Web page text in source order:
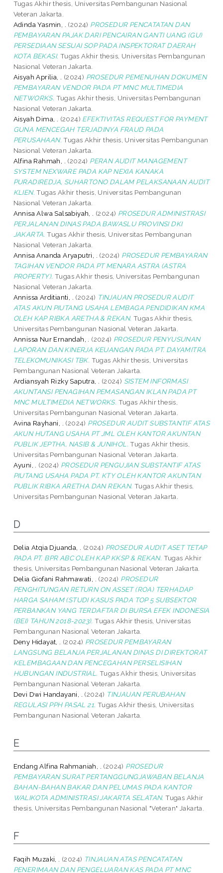
Tugas Akhir thesis, Universitas Pembangunan Nasional
Veteran Jakarta.
Adinda Yasmin, .
(2024) PROSEDUR PENCATATAN DAN
PEMBAYARAN PAJAK DARI PENCAIRAN GANTI UANG (GU)
PERSEDIAAN SESUAI SOP PADA INSPEKTORAT DAERAH
KOTA BEKASI. Tugas Akhir thesis, Universitas Pembangunan
Nasional Veteran Jakarta.
Aisyah Aprilia, .
(2024) PROSEDUR PEMENUHAN DOKUMEN
PEMBAYARAN VENDOR PADA PT MNC MULTIMEDIA
NETWORKS. Tugas Akhir thesis, Universitas Pembangunan
Nasional Veteran Jakarta.
Aisyah Dima, .
(2024) EFEKTIVITAS REQUEST FOR PAYMENT
GUNA MENCEGAH TERJADINYA FRAUD PADA
PERUSAHAAN. Tugas Akhir thesis, Universitas Pembangunan
Nasional Veteran Jakarta.
Alfina Rahmah, .
(2024) PERAN AUDIT MANAGEMENT
SYSTEM NEXWARE PADA KAP NEXIA KANAKA
PURADIREDJA, SUHARTONO DALAM PELAKSANAAN AUDIT
KLIEN. Tugas Akhir thesis, Universitas Pembangunan
Nasional Veteran Jakarta.
Annisa Alwa Salsabiyah, .
(2024) PROSEDUR ADMINISTRASI
PERJALANAN DINAS PADA BAWASLU PROVINSI DKI
JAKARTA. Tugas Akhir thesis, Universitas Pembangunan
Nasional Veteran Jakarta.
Annisa Ananda Aryaputri, .
(2024) PROSEDUR PEMBAYARAN
TAGIHAN VENDOR PADA PT MENARA ASTRA (ASTRA
PROPERTY). Tugas Akhir thesis, Universitas Pembangunan
Nasional Veteran Jakarta.
Annissa Arditianti, .
(2024) TINJAUAN PROSEDUR AUDIT
ATAS AKUN PIUTANG USAHA LEMBAGA PENDIDIKAN KMA
OLEH KAP RIBKA ARETHA & REKAN. Tugas Akhir thesis,
Universitas Pembangunan Nasional Veteran Jakarta.
Annissa Nur Ernandah, .
(2024) PROSEDUR PENYUSUNAN
LAPORAN DAN KINERJA KEUANGAN PADA PT. DAYAMITRA
TELEKOMUNIKASI TBK. Tugas Akhir thesis, Universitas
Pembangunan Nasional Veteran Jakarta.
Ardiansyah Rizky Saputra, .
(2024) SISTEM INFORMASI
AKUNTANSI PENAGIHAN PEMASANGAN IKLAN PADA PT
MNC MULTIMEDIA NETWORKS. Tugas Akhir thesis,
Universitas Pembangunan Nasional Veteran Jakarta.
Avina Rayhani, .
(2024) PROSEDUR AUDIT SUBSTANTIF ATAS
AKUN HUTANG USAHA PT JML OLEH KANTOR AKUNTAN
PUBLIK JEPTHA, NASIB & JUNIHOL. Tugas Akhir thesis,
Universitas Pembangunan Nasional Veteran Jakarta.
Ayuni, .
(2024) PROSEDUR PENGUJIAN SUBSTANTIF ATAS
PIUTANG USAHA PADA PT. KTY OLEH KANTOR AKUNTAN
PUBLIK RIBKA ARETHA DAN REKAN. Tugas Akhir thesis,
Universitas Pembangunan Nasional Veteran Jakarta.
D
Delia Atqia Djuanda, . (2024) PROSEDUR AUDIT ASET TETAP
PADA PT. BPR ABC OLEH KAP KKSP & REKAN. Tugas Akhir
thesis, Universitas Pembangunan Nasional Veteran Jakarta.
Delia Giofani Rahmawati, .
(2024) PROSEDUR
PENGHITUNGAN RETURN ON ASSET (ROA) TERHADAP
HARGA SAHAM (STUDI KASUS PADA TOP 5 SUBSEKTOR
PERBANKAN YANG TERDAFTAR DI BURSA EFEK INDONESIA
(BEI) TAHUN 2018-2023). Tugas Akhir thesis, Universitas
Pembangunan Nasional Veteran Jakarta.
Deny Hidayat, .
(2024) PROSEDUR PEMBAYARAN
LANGSUNG BELANJA PERJALANAN DINAS DI DIREKTORAT
KELEMBAGAAN DAN PENCEGAHAN PERSELISIHAN
HUBUNGAN INDUSTRIAL. Tugas Akhir thesis, Universitas
Pembangunan Nasional Veteran Jakarta.
Devi Dwi Handayani, .
(2024) TINJAUAN PERUBAHAN
REGULASI PPH PASAL 21. Tugas Akhir thesis, Universitas
Pembangunan Nasional Veteran Jakarta.
E
Endang Alfina Rahmaniah, . (2024) PROSEDUR
PEMBAYARAN SURAT PERTANGGUNGJAWABAN BELANJA
BAHAN-BAHAN BAKAR DAN PELUMAS PADA KANTOR
WALIKOTA ADMINISTRASI JAKARTA SELATAN. Tugas Akhir
thesis, Universitas Pembangunan Nasional "Veteran" Jakarta.
F
Faqih Muzaki, . (2024) TINJAUAN ATAS PENCATATAN
PENERIMAAN DAN PENGELUARAN KAS PADA PT MNC